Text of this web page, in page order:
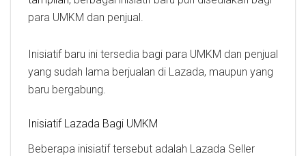
para UMKM dan penjual.
Inisiatif baru ini tersedia bagi para UMKM dan penjual
yang sudah lama berjualan di Lazada, maupun yang
baru bergabung.
Inisiatif Lazada Bagi UMKM
Beberapa inisiatif tersebut adalah Lazada Seller